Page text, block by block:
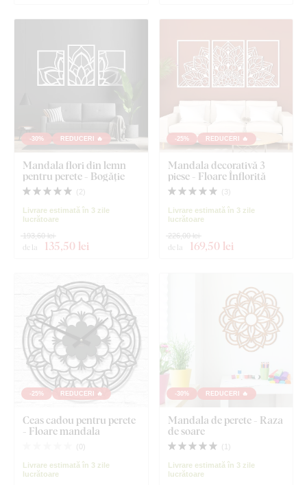
-30% REDUCERI 🔥
Mandala flori din lemn
pentru perete - Bogăție
( 2)
Livrare estimată în 3 zile
lucrătoare
de la 135,50 lei
193,60 lei
-25% REDUCERI 🔥
Mandala decorativă 3
piese - Floare Înflorită
( 3)
Livrare estimată în 3 zile
lucrătoare
de la 169,50 lei
226,00 lei
-25% REDUCERI 🔥
Ceas cadou pentru perete
- Floare mandala
( 0)
Livrare estimată în 3 zile
lucrătoare
-30% REDUCERI 🔥
Mandala de perete - Raza
de soare
( 1 )
Livrare estimată în 3 zile
lucrătoare